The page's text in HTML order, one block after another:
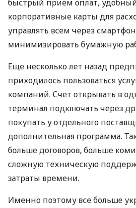
быстрый прием оплат, удобный
корпоративные карты для
управлять всем через
минимизировать бумажную
Еще несколько лет назад
приходилось пользоваться
компаний. Счет открывать в
терминал подключать через
покупать у отдельного
дополнительная программа.
больше договоров, больше
сложную техническую
затраты времени.
Именно поэтому все больше